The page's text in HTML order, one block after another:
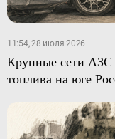
11:54, 28 июля 2026
Крупные сети АЗС
топлива на юге